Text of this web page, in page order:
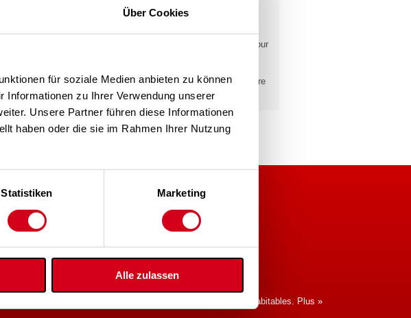
Über Cookies
für soziale Medien anbieten zu können
Informationen zu Ihrer Verwendung unserer
Unsere Partner führen diese Informationen
haben oder die sie im Rahmen Ihrer Nutzung
Statistiken Marketing
Alle zulassen
EN779 /
779) et affichez la
de filtration selon
Plus »
Téléchargement des
Vous trouverez ici les notices pour
régulateurs d’ambiance pour votre
appareil de ventilation Pichler.
Plus »
Découvrez nos vidéos sur la ventilation des espaces habitables. Plus »